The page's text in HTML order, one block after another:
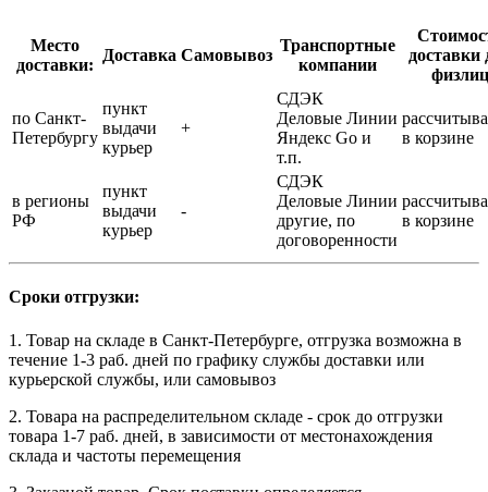
Место
доставки:
Доставка Самовывоз
Транспортные
компании
доставки
физлиц
по Санкт-
Петербургу
пункт
выдачи
курьер
+
СДЭК
Деловые Линии
Яндекс Go и
т.п.
в корзине
в регионы
РФ
пункт
выдачи
курьер
-
СДЭК
Деловые Линии
другие, по
договоренности
в корзине
Сроки отгрузки:
1. Товар на складе в Санкт-Петербурге, отгрузка возможна в
течение 1-3 раб. дней по графику службы доставки или
курьерской службы, или самовывоз
2. Товара на распределительном складе - срок до отгрузки
товара 1-7 раб. дней, в зависимости от местонахождения
склада и частоты перемещения